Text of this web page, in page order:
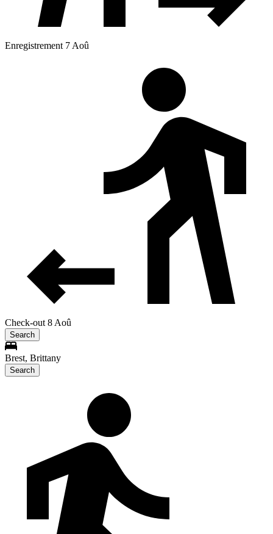
Enregistrement 7 Aoû
Check-out 8 Aoû
Search
Brest, Brittany
Search